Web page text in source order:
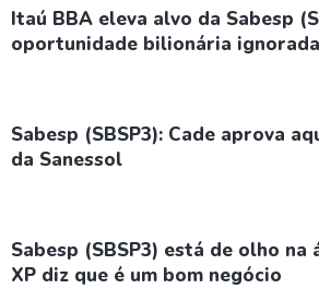
Itaú BBA eleva alvo da Sabesp
oportunidade bilionária ignorada
Sabesp (SBSP3): Cade aprova
da Sanessol
Sabesp (SBSP3) está de olho na
XP diz que é um bom negócio